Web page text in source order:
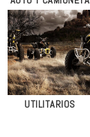
UTILITARIOS